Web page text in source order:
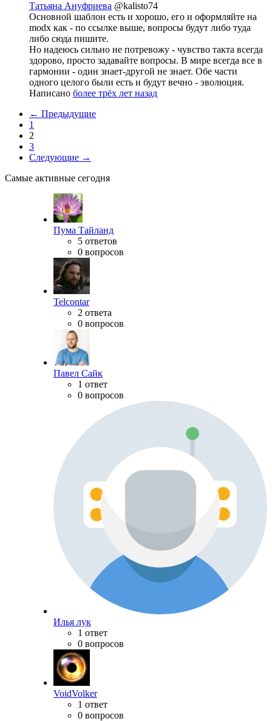
Татьяна Ануфриева @kalisto74
Основной шаблон есть и хорошо, его и оформляйте на
modx как - по ссылке выше, вопросы будут либо туда
либо сюда пишите.
Но надеюсь сильно не потревожу - чувство такта всегда
здорово, просто задавайте вопросы. В мире всегда все в
гармонии - один знает-другой не знает. Обе части
одного целого были есть и будут вечно - эволюция.
Написано более трёх лет назад
← Предыдущие
1
2
3
Следующие →
Самые активные сегодня
Пума Тайланд
5 ответов
0 вопросов
Telcontar
2 ответа
0 вопросов
Павел Сайк
1 ответ
0 вопросов
Илья лук
1 ответ
0 вопросов
VoidVolker
1 ответ
0 вопросов